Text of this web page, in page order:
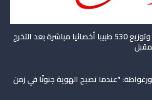
وزير الصحة: تعيين وتوزيع 530 طبيبا أخصائيا مباشرة بعد التخرج
“عندما تصبح الهوية جنونًا في زمن